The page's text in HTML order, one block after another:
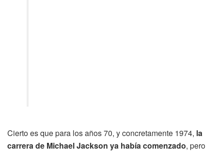
Cierto es que para los años 70, y concretamente 1974, la
carrera de Michael Jackson ya había comenzado, pero